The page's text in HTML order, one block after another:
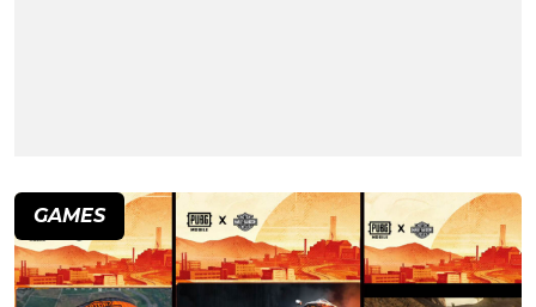
GAMES